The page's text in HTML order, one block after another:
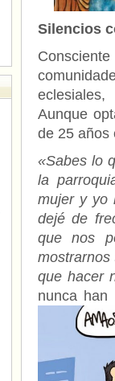
Silencios
Aunque
de 25 años
«Sabes lo
la
mujer y yo
dejé de
que nos
que hacer
nunca